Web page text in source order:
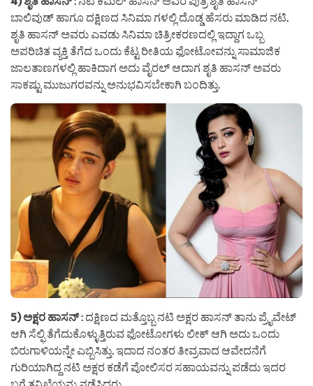
ಬಾಲಿವುಡ್ ಹಾಗೂ ದಕ್ಷಿಣದ ಸಿನಿಮಾ ಗಳಲ್ಲಿ ದೊಡ್ಡ ಹೆಸರು ಮಾಡಿದ ನಟಿ.
ಶೃತಿ ಹಾಸನ್ ಅವರು ಎವಡು ಸಿನಿಮಾ ಚಿತ್ರೀಕರಣದಲ್ಲಿ ಇದ್ದಾಗ ಒಬ್ಬ
ಅಪರಿಚಿತ ವ್ಯಕ್ತಿ ತೆಗೆದ ಒಂದು ಕೆಟ್ಟ ರೀತಿಯ ಫೋಟೋವನ್ನು ಸಾಮಾಜಿಕ
ಜಾಲತಾಣಗಳಲ್ಲಿ ಹಾಕಿದಾಗ ಅದು ವೈರಲ್ ಆದಾಗ ಶೃತಿ ಹಾಸನ್ ಅವರು
ಸಾಕಷ್ಟು ಮುಜುಗರವನ್ನು ಅನುಭವಿಸಬೇಕಾಗಿ ಬಂದಿತ್ತು.
5) ಅಕ್ಷರ ಹಾಸನ್: ದಕ್ಷಿಣದ ಮತ್ತೊಬ್ಬ ನಟಿ ಅಕ್ಷರ ಹಾಸನ್ ತಾನು ಪ್ರೈವೇಟ್
ಆಗಿ ಸೆಲ್ಫಿ ತೆಗೆದುಕೊಳ್ಳುತ್ತಿರುವ ಫೋಟೋಗಳು ಲೀಕ್ ಆಗಿ ಅದು ಒಂದು
ಬಿರುಗಾಳಿಯನ್ನೇ ಎಬ್ಬಿಸಿತ್ತು. ಇದಾದ ನಂತರ ತೀವ್ರವಾದ ಆವೇದನೆಗೆ
ಗುರಿಯಾಗಿದ್ದ ನಟಿ ಅಕ್ಷರ ಕಡೆಗೆ ಪೋಲಿಸರ ಸಹಾಯವನ್ನು ಪಡೆದು ಇದರ